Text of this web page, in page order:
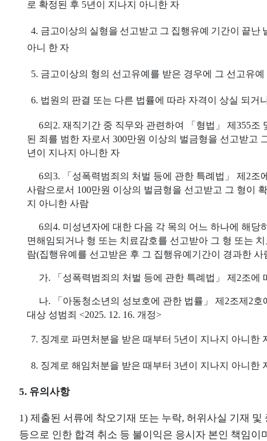
로 확정된 후 5년이 지나지 아니한 자
4. 금고이상의 실형을 선고받고 그 집행유예 기간이 끝난
아니 한 자
5. 금고이상의 형의 선고유예를 받은 경우에 그 선고유
6. 법원의 판결 또는 다른 법률에 따라 자격이 상실 되거
6의 2.재직기간 중 직무와 관련하여 「 형법 」제355조
된 죄를 범한 자로서300만원 이상의 벌금형을 선고받고
년이 지나지 아니한 자
6의3. 「 성폭력범죄의 처벌 등에 관한 특례법 」제 2조
사람으로서 100만원 이상의 벌금형을 선고받고 그 형이
지 아니한 사람
6의4. 미성년자에 대한 다음 각 목의 어느 하나에 해당
면해임되거나 형 또는 치료감호를 선고받아 그 형 또는
람(집행유예를 선고받은 후 그 집행유예기간이 경과한 사
가. 「 성폭력범죄의 처벌 등에 관한 특례법 」제 2조에
나. 「 아동청소년의 성보호에 관한 법률 」제 2조제 2호
대상 성범죄 <2025. 12. 16. 개정>
7. 징계로 파면처분을 받은 때부터 5년이 지나지 아니한
8. 징계로 해임처분을 받은 때부터 3년이 지나지 아니한
5. 유의사항
1) 제출된 서류에 착오기재 또는 누락, 허위사실 기재 및
등으로 인한 합격 취소 등 불이익은 응시자 본인 책임이